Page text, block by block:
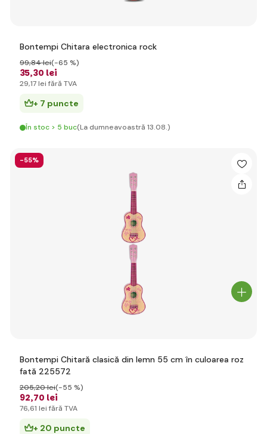
Bontempi Chitara electronica rock
35,30 lei
99,84 lei(-65 %)
29,17 lei fără TVA
+ 7 puncte
În stoc > 5 buc(La dumneavoastră 13.08.)
-55%
Bontempi Chitară clasică din lemn 55 cm în culoarea roz
fată 225572
92,70 lei
205,20 lei(-55 %)
76,61 lei fără TVA
+ 20 puncte